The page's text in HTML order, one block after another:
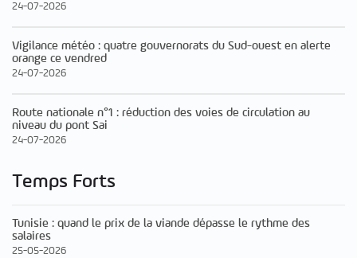
24-07-2026
Vigilance météo : quatre gouvernorats du Sud-ouest en alerte
orange ce vendred
24-07-2026
Route nationale n°1 : réduction des voies de circulation au
niveau du pont Sai
24-07-2026
Temps Forts
Tunisie : quand le prix de la viande dépasse le rythme des
salaires
25-05-2026